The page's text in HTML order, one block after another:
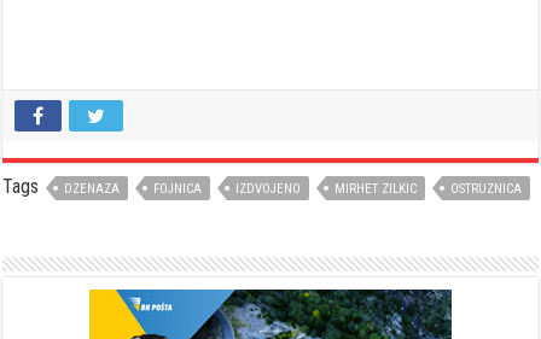
Tags DZENAZA FOJNICA IZDVOJENO MIRHET ZILKIC OSTRUZNICA